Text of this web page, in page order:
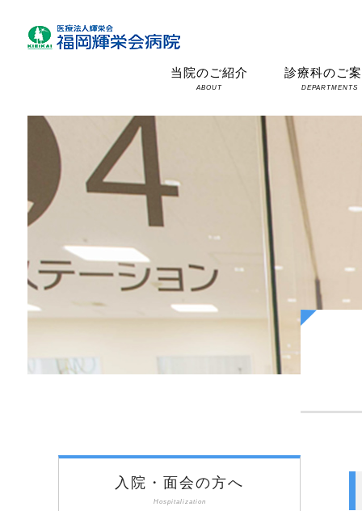
診療科のご
DEPARTMENTS
当院のご紹介
ABOUT
入院・面会の方へ
Hospitalization